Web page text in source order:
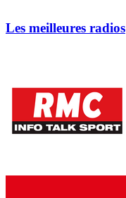
Les meilleures radios